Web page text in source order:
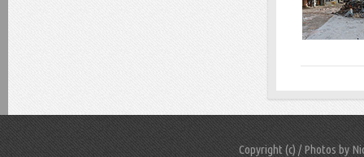
Copyright (c) / Photos by